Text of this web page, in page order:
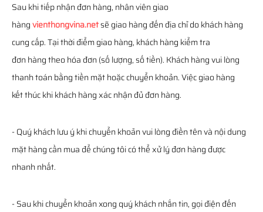
Sau khi tiếp nhận đơn hàng, nhân viên giao
hàngvienthongvina.netsẽ giao hàng đến địa chỉ do khách hàng
cung cấp. Tại thời điểm giao hàng, khách hàng kiểm tra
đơn hàng theo hóa đơn (số lượng, số tiền). Khách hàng vui lòng
thanh toán bằng tiền mặt hoặc chuyển khoản. Việc giao hàng
kết thúc khi khách hàng xác nhận đủ đơn hàng.
- Quý khách lưu ý khi chuyển khoản vui lòng điền tên và nội dung
mặt hàng cần mua để chúng tôi có thể xử lý đơn hàng được
nhanh nhất.
- Sau khi chuyển khoản xong quý khách nhắn tin, gọi điện đến